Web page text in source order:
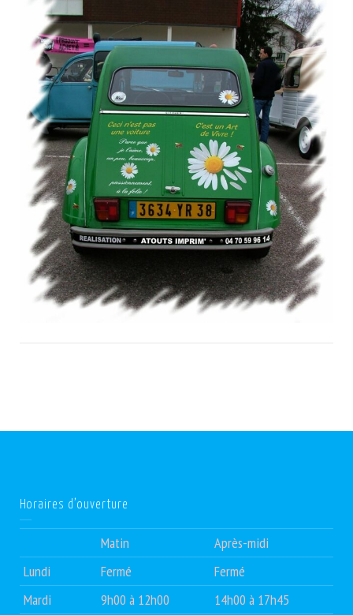
Horaires d’ouverture
Matin
Après-midi
Lundi
Fermé
Fermé
Mardi
9h00 à 12h00
14h00 à 17h45